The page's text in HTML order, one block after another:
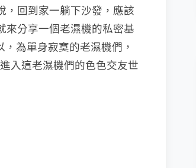
，回到家一躺下沙發，應該
來分享一個老濕機的私密基
為單身寂寞的老濕機們，
入這老濕機們的色色交友世